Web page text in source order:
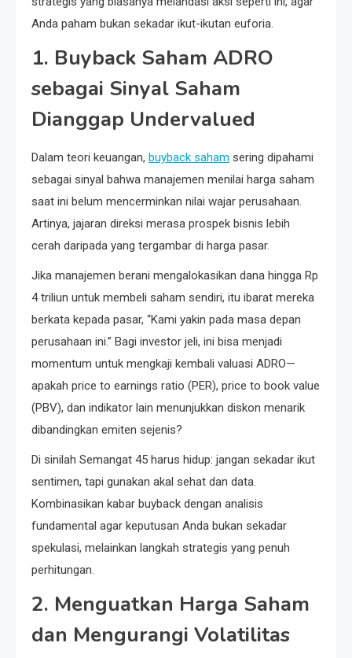
Anda paham bukan sekadar ikut-ikutan euforia.
1. Buyback Saham ADRO
sebagai Sinyal Saham
Dianggap Undervalued
Dalam teori keuangan, buyback saham sering dipahami
sebagai sinyal bahwa manajemen menilai harga saham
saat ini belum mencerminkan nilai wajar perusahaan.
Artinya, jajaran direksi merasa prospek bisnis lebih
cerah daripada yang tergambar di harga pasar.
Jika manajemen berani mengalokasikan dana hingga Rp
4 triliun untuk membeli saham sendiri, itu ibarat mereka
berkata kepada pasar, “Kami yakin pada masa depan
perusahaan ini.” Bagi investor jeli, ini bisa menjadi
momentum untuk mengkaji kembali valuasi ADRO—
apakah price to earnings ratio (PER), price to book value
(PBV), dan indikator lain menunjukkan diskon menarik
dibandingkan emiten sejenis?
Di sinilah Semangat 45 harus hidup: jangan sekadar ikut
sentimen, tapi gunakan akal sehat dan data.
Kombinasikan kabar buyback dengan analisis
fundamental agar keputusan Anda bukan sekadar
spekulasi, melainkan langkah strategis yang penuh
perhitungan.
2. Menguatkan Harga Saham
dan Mengurangi Volatilitas